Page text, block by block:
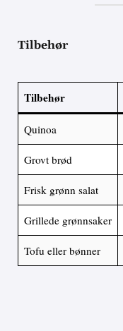
Tilbehør
Tilbehør
Quinoa
Grovt brød
Frisk grønn salat
Grillede grønnsaker
Tofu eller bønner